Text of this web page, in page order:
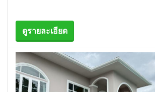
ดูรายละเอียด